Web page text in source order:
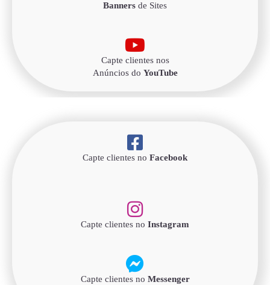
Banners de Sites
Capte clientes nos
Anúncios do YouTube
Capte clientes no Facebook
Capte clientes no Instagram
Capte clientes no Messenger